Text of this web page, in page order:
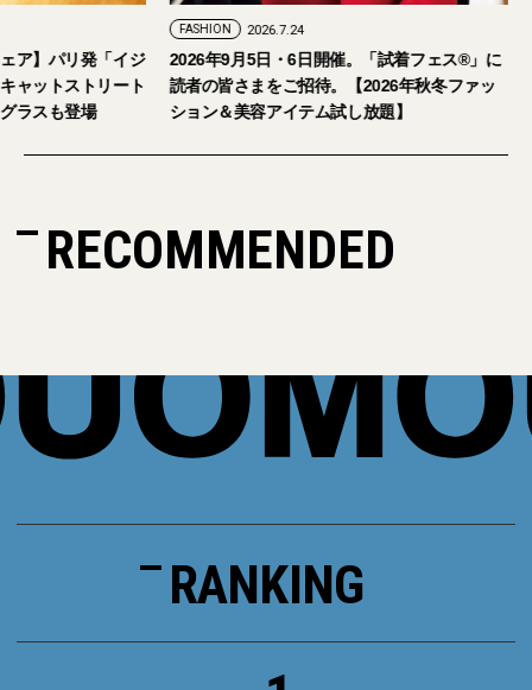
ア】パリ発「イジ
ャットストリート
ラスも登場
FASHION 2026.7.24
2026年9月5日・6日開催。「試着フェス®︎」に
読者の皆さまをご招待。【2026年秋冬ファッ
ション＆美容アイテム試し放題】
RECOMMENDED
RANKING